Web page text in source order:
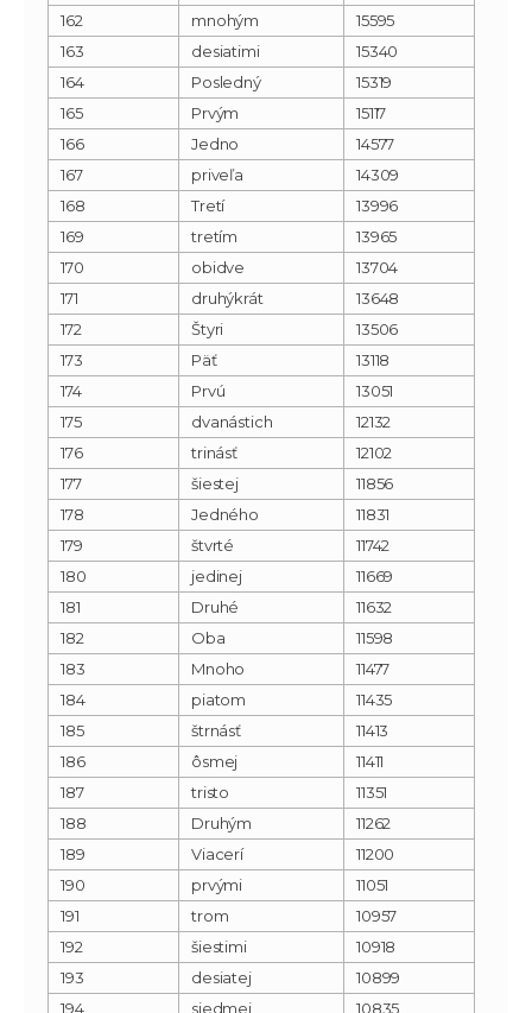
162
mnohým
15595
163
desiatimi
15340
164
Posledný
15319
165
Prvým
15117
166
Jedno
14577
167
priveľa
14309
168
Tretí
13996
169
tretím
13965
170
obidve
13704
171
druhýkrát
13648
172
Štyri
13506
173
Päť
13118
174
Prvú
13051
175
dvanástich
12132
176
trinásť
12102
177
šiestej
11856
178
Jedného
11831
179
štvrté
11742
180
jedinej
11669
181
Druhé
11632
182
Oba
11598
183
Mnoho
11477
184
piatom
11435
185
štrnásť
11413
186
ôsmej
11411
187
tristo
11351
188
Druhým
11262
189
Viacerí
11200
190
prvými
11051
191
trom
10957
192
šiestimi
10918
193
desiatej
10899
194
siedmej 10835